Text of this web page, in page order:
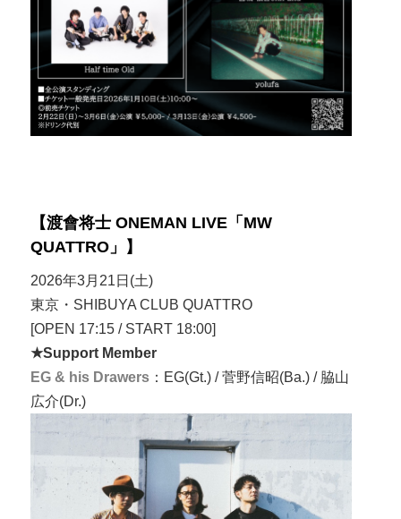
【渡會将士 ONEMAN LIVE「MW
QUATTRO」】
2026年3月21日(土)
東京・SHIBUYA CLUB QUATTRO
[OPEN 17:15 / START 18:00]
★Support Member
EG & his Drawers ：EG(Gt.) / 菅野信昭(Ba.) / 脇山
広介(Dr.)